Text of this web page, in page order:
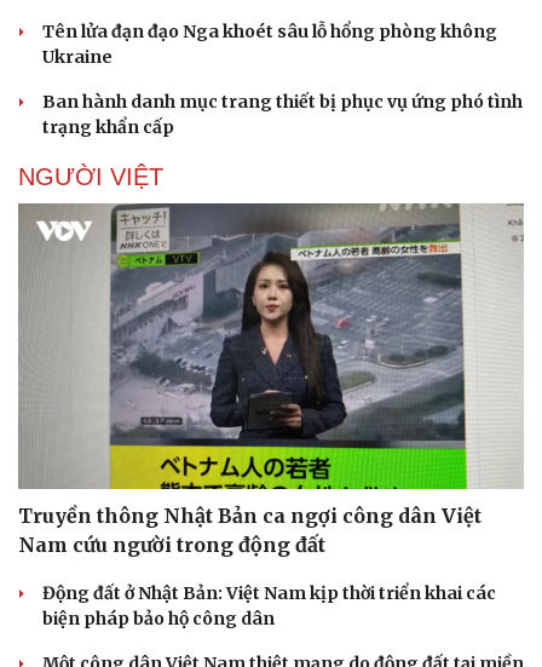
Tên lửa đạn đạo Nga khoét sâu lỗ hổng phòng không
Ukraine
Ban hành danh mục trang thiết bị phục vụ ứng phó tình
trạng khẩn cấp
NGƯỜI VIỆT
Truyền thông Nhật Bản ca ngợi công dân Việt
Nam cứu người trong động đất
Động đất ở Nhật Bản: Việt Nam kịp thời triển khai các
biện pháp bảo hộ công dân